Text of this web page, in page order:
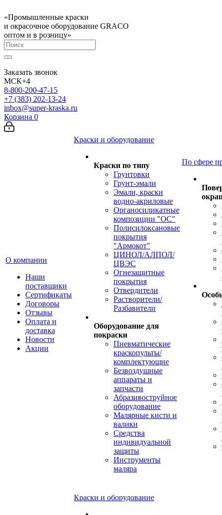
«Промышленные краски
и окрасочное оборудование GRACO
оптом и в розницу»
Заказать звонок
МСК+4
8-800-200-47-15
+7 (383) 202-13-24
inbox@super-kraska.ru
Корзина 0
О компании
Наши
поставщики
Сертификаты
Договоры
Отзывы
Оплата и
доставка
Новости
Акции
Краски и оборудование
Краски по типу
Грунтовки
Грунт-эмали
Эмали, краски
водно-акриловые
Органосиликатные
композиции "ОС"
Полисилоксановые
покрытия
"Армокот"
ЦИНОЛ/АЛПОЛ/
ЦВЭС
Огнезащитные
покрытия
Отвердители
Растворители/
Разбавители
Оборудование для
покраски
Пневматические
краскопульты/
комплектующие
Безвоздушные
аппараты и
запчасти
Абразивоструйное
оборудование
Малярные кисти и
валики
Средства
индивидуальной
защиты
Инструменты
маляра
По сфере
Краски и оборудование